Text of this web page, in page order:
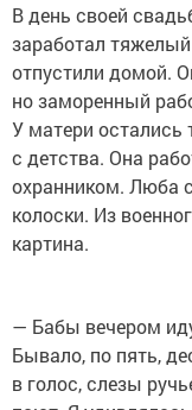
В день своей
заработал
отпустили домой.
но заморенный
У матери остались
с детства. Она
охранником. Люба
колоски. Из
картина.
— Бабы вечером
Бывало, по пять,
в голос, слезы